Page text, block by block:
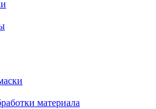
материала